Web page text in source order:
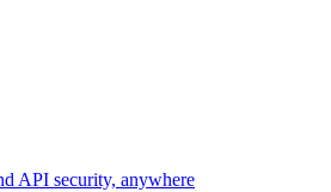
API security, anywhere